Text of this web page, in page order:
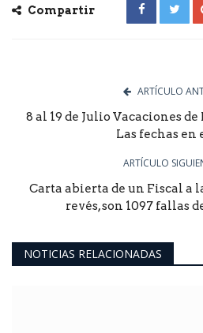
Compartir
ARTÍCULO
8 al 19 de Julio Vacaciones
Las fechas en
ARTÍCULO
Carta abierta de un Fiscal a
revés, son 1097 fallas
NOTICIAS RELACIONADAS